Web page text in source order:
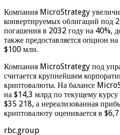
Компания MicroStrategy
конвертируемых облигаций под
погашения в 2032 году на 40%,
также предоставляется опцион
$100 млн.
Компания MicroStrategy под
считается крупнейшим
криптовалюты. На балансе
на $14,3 млрд по текущему
$35 218, а нереализованная
криптовалюту оценивается в
rbc.group